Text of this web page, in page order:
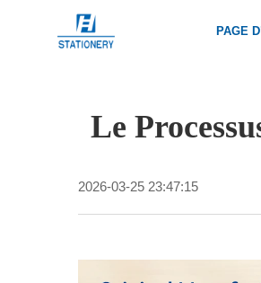
PAGE
Le
2026-03-25 23:47:15